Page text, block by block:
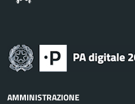
AMMINISTRAZIONE